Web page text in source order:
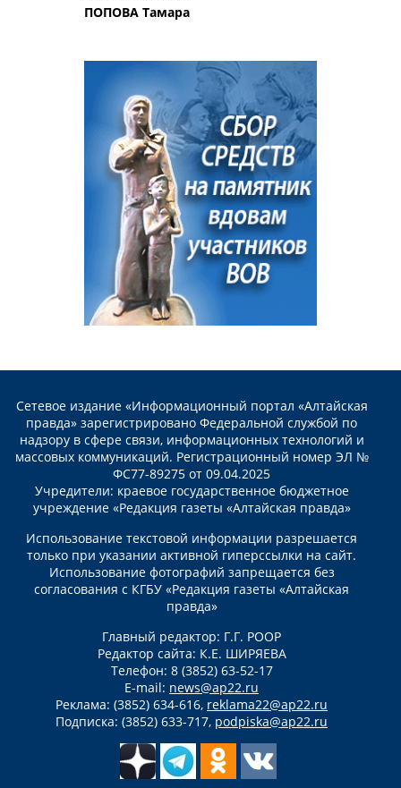
ПОПОВА Тамара
Сетевое издание «Информационный портал «Алтайская
правда» зарегистрировано Федеральной службой по
надзору в сфере связи, информационных технологий и
массовых коммуникаций. Регистрационный номер ЭЛ №
ФС77-89275 от 09.04.2025
Учредители: краевое государственное бюджетное
учреждение «Редакция газеты «Алтайская правда»
Использование текстовой информации разрешается
только при указании активной гиперссылки на сайт.
Использование фотографий запрещается без
согласования с КГБУ «Редакция газеты «Алтайская
правда»
Главный редактор: Г.Г. РООР
Редактор сайта: К.Е. ШИРЯЕВА
Телефон: 8 (3852) 63-52-17
E-mail: news@ap22.ru
Реклама: (3852) 634-616, reklama22@ap22.ru
Подписка: (3852) 633-717, podpiska@ap22.ru